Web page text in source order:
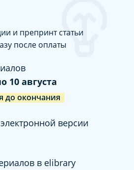
и препринт статьи
после оплаты
10 августа
до окончания
версии
в elibrary